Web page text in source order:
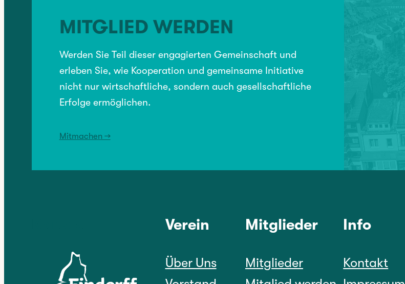
MITGLIED WERDEN
Werden Sie Teil dieser engagierten Gemeinschaft und
erleben Sie, wie Kooperation und gemeinsame Initiative
nicht nur wirtschaftliche, sondern auch gesellschaftliche
Erfolge ermöglichen.
Mitmachen →
Verein
Über Uns
Mitglieder
Mitglieder
Info
Kontakt